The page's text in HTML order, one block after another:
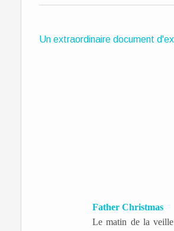
Un extraordinaire document
Father Christmas
Le matin de la